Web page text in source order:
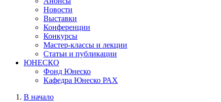
Новости
Выставки
Конференции
Конкурсы
Мастер-классы и лекции
Статьи и публикации
ЮНЕСКО
Фонд Юнеско
Кафедра Юнеско РАХ
В начало